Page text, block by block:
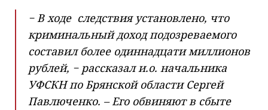
− В ходе следствия установлено, что
криминальный доход подозреваемого
составил более одиннадцати миллионов
рублей, − рассказал и.о. начальника
УФСКН по Брянской области Сергей
Павлюченко. – Его обвиняют в сбыте